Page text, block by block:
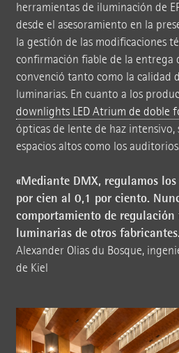
herramientas de iluminación de
desde el asesoramiento en la
la gestión de las modificaciones
confirmación fiable de la entrega
convenció tanto como la calidad
luminarias. En cuanto a los
downlights LED Atrium de doble
ópticas de lente de haz intensivo,
espacios altos como los
«Mediante DMX, regulamos
por cien al 0,1 por ciento.
comportamiento de regulación
luminarias de otros
Alexander Olias du Bosque,
de Kiel